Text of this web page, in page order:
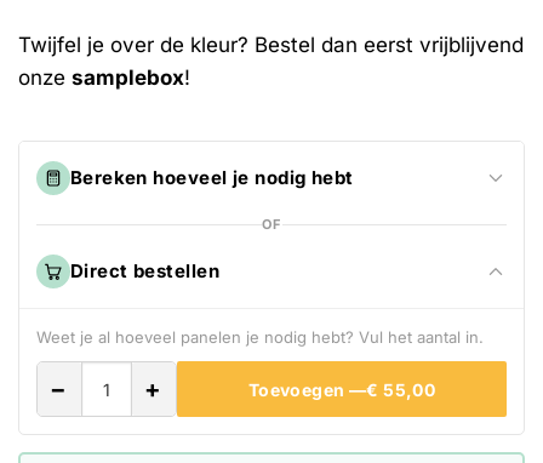
Twijfel je over de kleur? Bestel dan eerst vrijblijvend
onze samplebox!
Bereken hoeveel je nodig hebt
OF
Direct bestellen
Weet je al hoeveel panelen je nodig hebt? Vul het aantal in.
− + Toevoegen —€ 55,00